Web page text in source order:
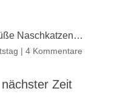
Naschkatzen…
| 4 Kommentare
Zeit